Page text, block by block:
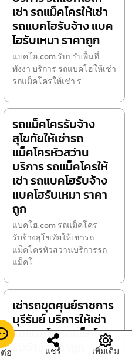
เช่า รถแม็คโครให้เช่า
รถแบคโฮรับจ้าง แบค
โฮรับเหมา ราคาถูก
แบคโฮ.com รับปรับพื้นที่
พังงา บริการ รถแบคโฮให้เช่า
รถแม็คโครให้เช่า ร
รถแม็คโครรับจ้าง
สุโขทัยให้เช่ารถ
แม็คโครหัวสว่าน
บริการ รถแม็คโครให้
เช่า รถแบคโฮรับจ้าง
แบคโฮรับเหมา ราคา
ถูก
แบคโฮ.com รถแม็คโคร
รับจ้างสุโขทัยให้เช่ารถ
แม็คโครหัวสว่านบริการรถ
แม็คโ
เช่ารถขุดศุนย์ราชการ
บุรีรัมย์ บริการให้เช่า
รถแบคโฮ รถแม็คโคร
รับจ้าง ราคาถูก
อ แชร์ เพิ่มเติม